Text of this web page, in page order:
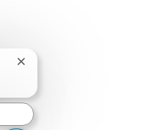
关闭聊天机器人通知